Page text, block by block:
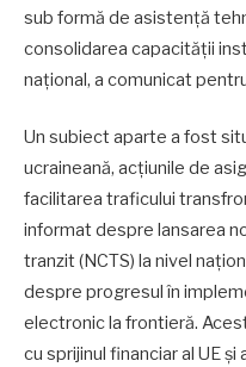
sub formă de asistenţă
consolidarea capacităţii
naţional, a comunicat
Un subiect aparte a fost
ucraineană, acţiunile de
facilitarea traficului
informat despre lansarea
tranzit (NCTS) la nivel
despre progresul în
electronic la frontieră.
cu sprijinul financiar al UE şi